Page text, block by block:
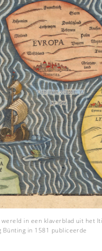
wereld in een klaverblad uit het
Bünting in 1581 publiceerde